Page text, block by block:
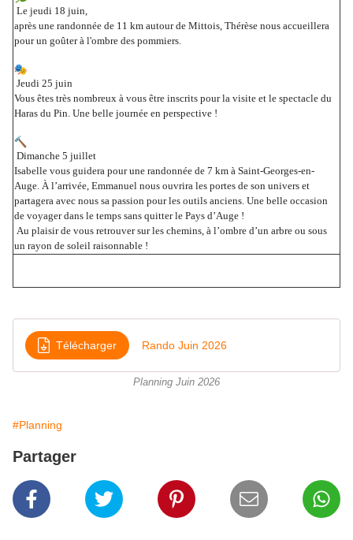
Le jeudi 18 juin,
après une randonnée de 11 km autour de Mittois, Thérèse nous accueillera
pour un goûter à l'ombre des pommiers.
Jeudi 25 juin
Vous êtes très nombreux à vous être inscrits pour la visite et le spectacle du
Haras du Pin. Une belle journée en perspective !
Dimanche 5 juillet
Isabelle vous guidera pour une randonnée de 7 km à Saint-Georges-en-
Auge. À l’arrivée, Emmanuel nous ouvrira les portes de son univers et
partagera avec nous sa passion pour les outils anciens. Une belle occasion
de voyager dans le temps sans quitter le Pays d’Auge !
Au plaisir de vous retrouver sur les chemins, à l’ombre d’un arbre ou sous
un rayon de soleil raisonnable !
Télécharger Rando Juin 2026
Planning Juin 2026
#Planning
Partager